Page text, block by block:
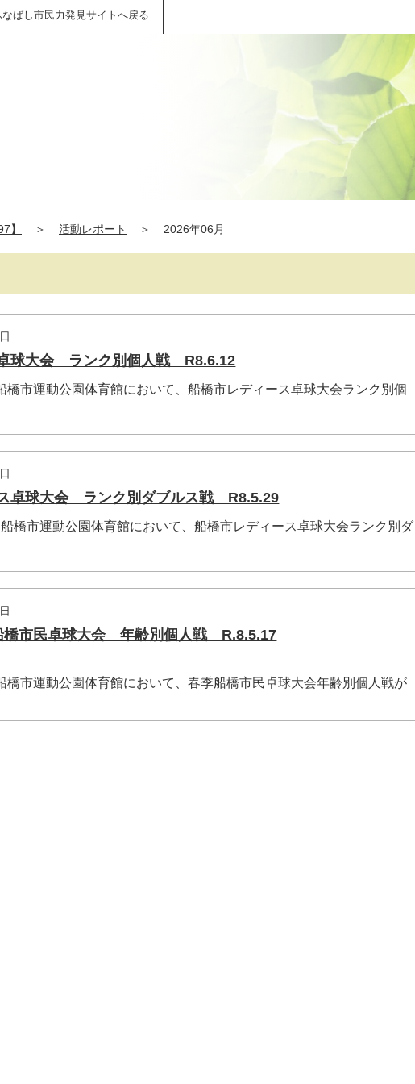
なばし市民力発見サイトへ戻る
】 ＞ 活動レポート ＞ 2026年06月
球大会 ランク別個人戦 R8.6.12
橋市運動公園体育館において、船橋市レディース卓球大会ランク別個
卓球大会 ランク別ダブルス戦 R8.5.29
橋市運動公園体育館において、船橋市レディース卓球大会ランク別ダ
市民卓球大会 年齢別個人戦 R.8.5.17
橋市運動公園体育館において、春季船橋市民卓球大会年齢別個人戦が